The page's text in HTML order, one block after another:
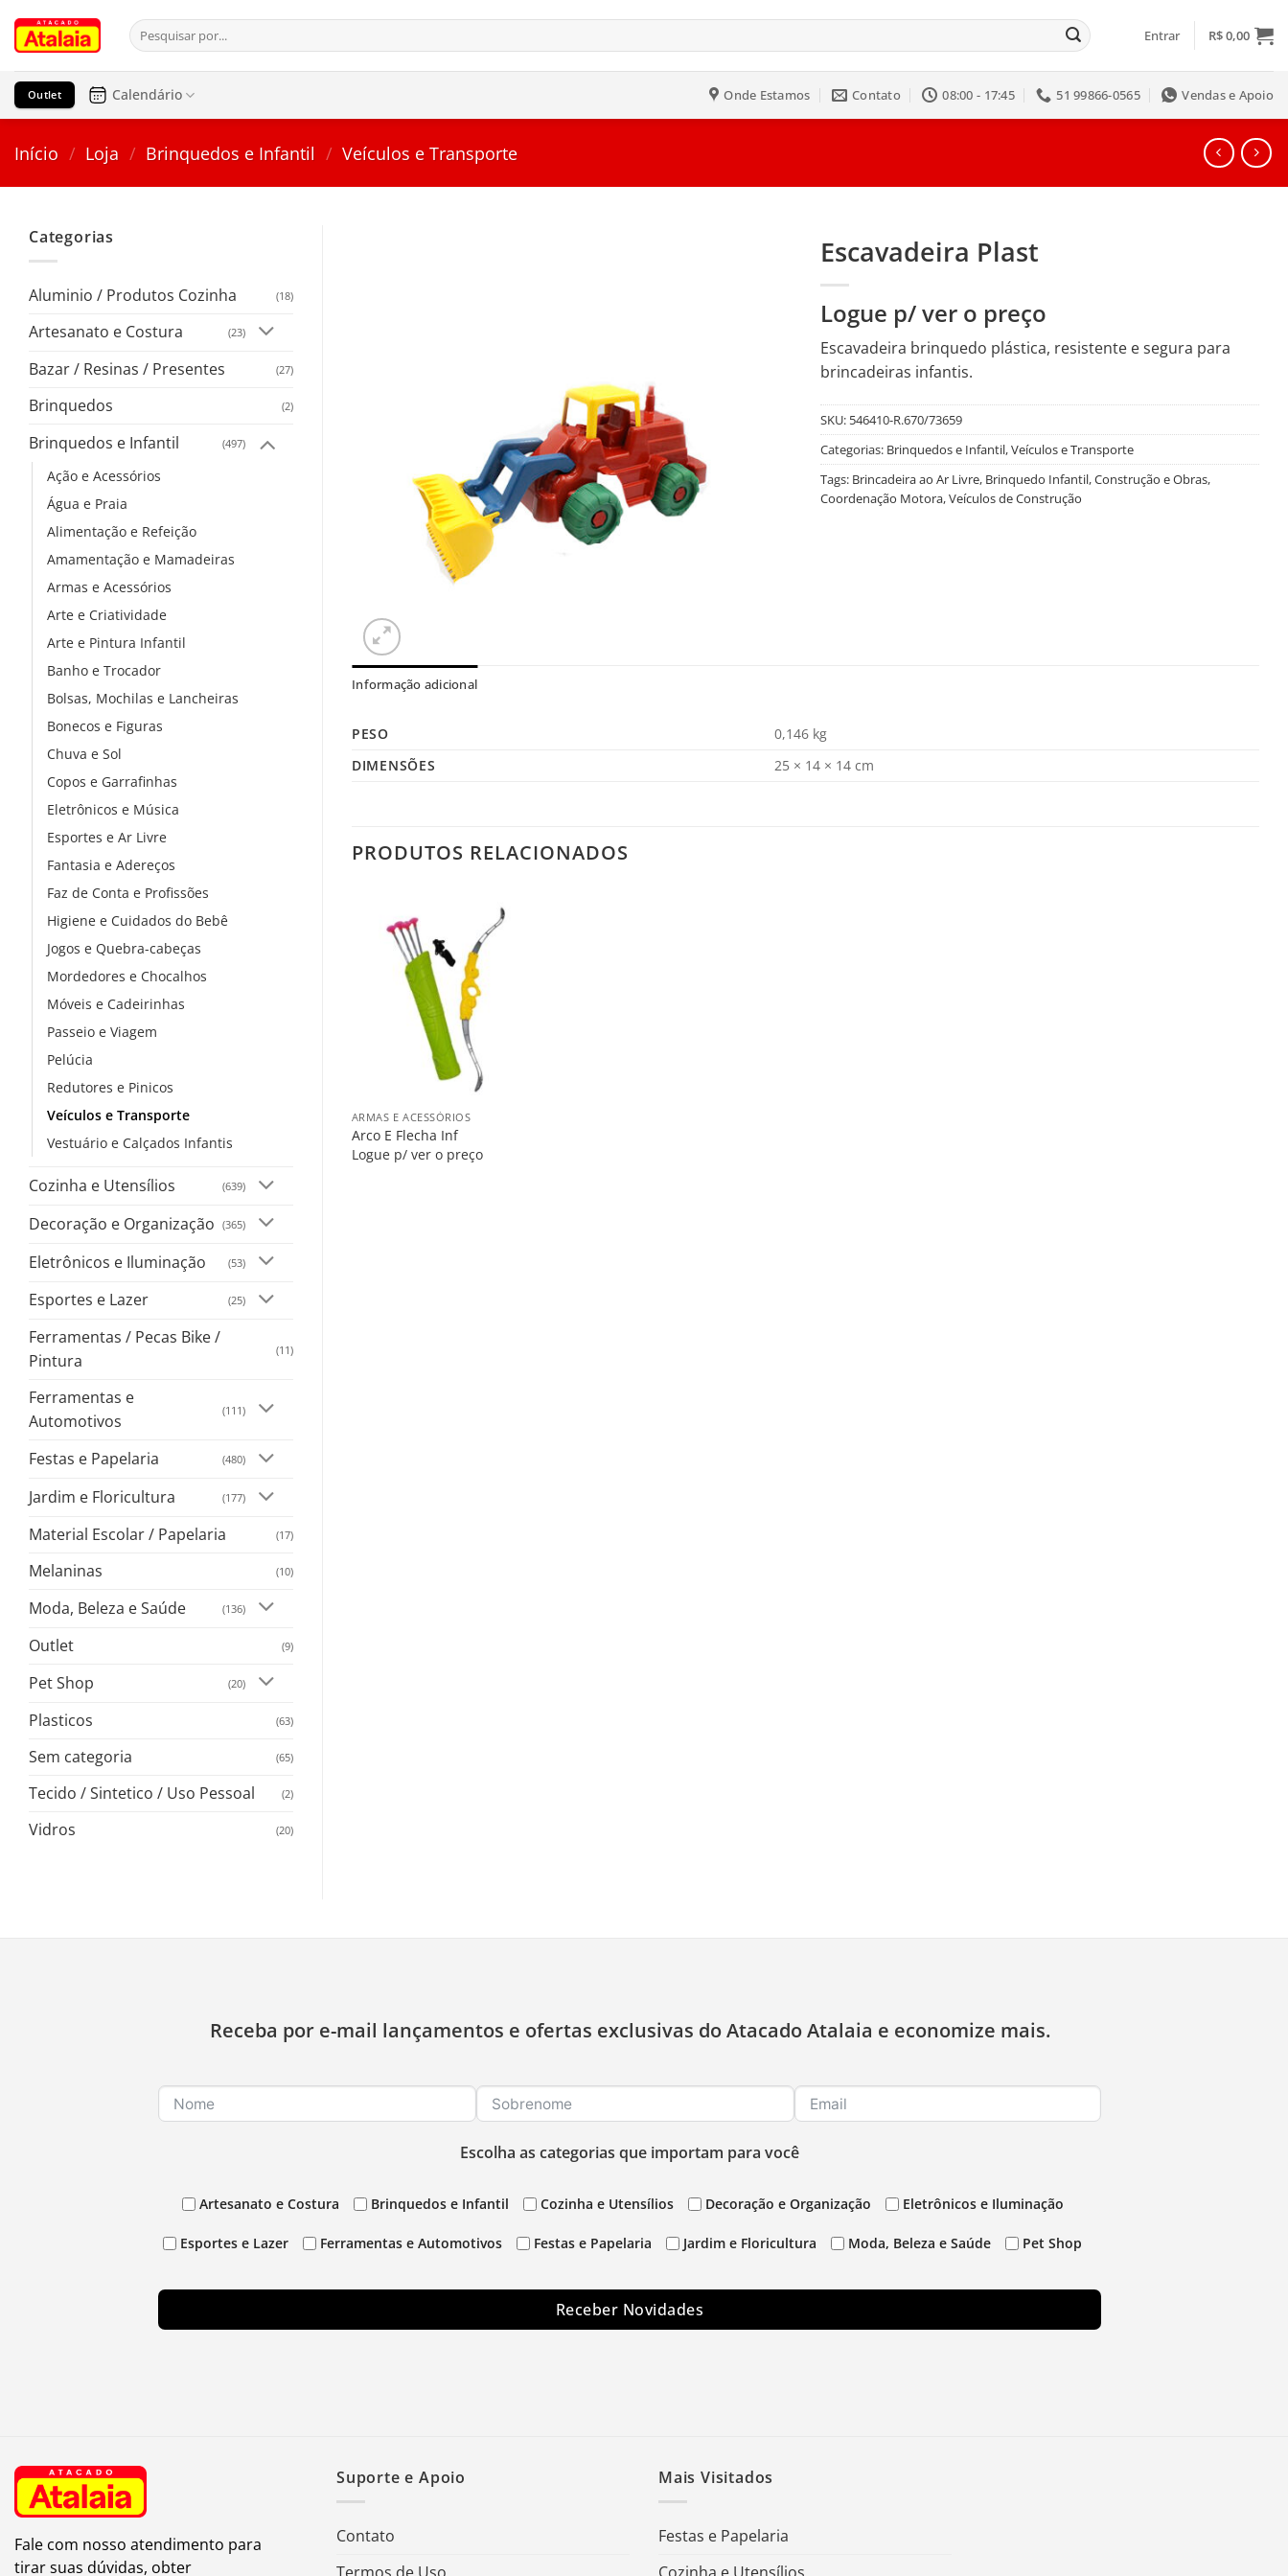
para
conteúdo
Pesquisar
por:
Entrar R$0,00
Outlet Calendário Onde Estamos Contato 08:00 - 17:45 51 99866-0565 Vendas e Apoio
Início / Loja / Brinquedos e Infantil / Veículos e Transporte
Categorias
Aluminio / Produtos Cozinha (18)
Artesanato e Costura (23)
Bazar / Resinas / Presentes (27)
Brinquedos (2)
Brinquedos e Infantil (497)
Ação e Acessórios
Água e Praia
Alimentação e Refeição
Amamentação e Mamadeiras
Armas e Acessórios
Arte e Criatividade
Arte e Pintura Infantil
Banho e Trocador
Bolsas, Mochilas e Lancheiras
Bonecos e Figuras
Chuva e Sol
Copos e Garrafinhas
Eletrônicos e Música
Esportes e Ar Livre
Fantasia e Adereços
Faz de Conta e Profissões
Higiene e Cuidados do Bebê
Jogos e Quebra-cabeças
Mordedores e Chocalhos
Móveis e Cadeirinhas
Passeio e Viagem
Pelúcia
Redutores e Pinicos
Veículos e Transporte
Vestuário e Calçados Infantis
Cozinha e Utensílios (639)
Decoração e Organização (365)
Eletrônicos e Iluminação (53)
Esportes e Lazer (25)
Ferramentas / Pecas Bike /
Pintura
(11)
Ferramentas e
Automotivos
(111)
Festas e Papelaria (480)
Jardim e Floricultura (177)
Material Escolar / Papelaria (17)
Melaninas (10)
Moda, Beleza e Saúde (136)
Outlet (9)
Pet Shop (20)
Plasticos (63)
Sem categoria (65)
Tecido / Sintetico / Uso Pessoal (2)
Vidros (20)
Escavadeira Plast
Logue p/ ver o preço
Escavadeira brinquedo plástica, resistente e segura para
brincadeiras infantis.
SKU: 546410-R.670/73659
Categorias: Brinquedos e Infantil,Veículos e Transporte
Tags: Brincadeira ao Ar Livre, Brinquedo Infantil,Construção e Obras,
Coordenação Motora,Veículos de Construção
Informação adicional
PESO
0,146 kg
DIMENSÕES
25 × 14 × 14 cm
PRODUTOS RELACIONADOS
ARMAS E ACESSÓRIOS
Arco E Flecha Inf
Logue p/ ver o preço
Receba por e-mail lançamentos e ofertas exclusivas do Atacado Atalaia e economize mais.
Escolha as categorias que importam para você
Artesanato e Costura Brinquedos e Infantil Cozinha e Utensílios Decoração e Organização Eletrônicos e Iluminação
Esportes e Lazer Ferramentas e Automotivos Festas e Papelaria Jardim e Floricultura Moda, Beleza e Saúde Pet Shop
Receber Novidades
Fale com nosso atendimento para
tirar suas dúvidas, obter
Suporte e Apoio
Contato
Mais Visitados
Festas e Papelaria